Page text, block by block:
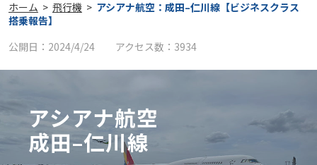
ホーム > 飛行機 > アシアナ航空：成田–仁川線【ビジネスクラス
搭乗報告】
公開日： 2024/4/24 アクセス数： 3934
アシアナ航空
成田–仁川線